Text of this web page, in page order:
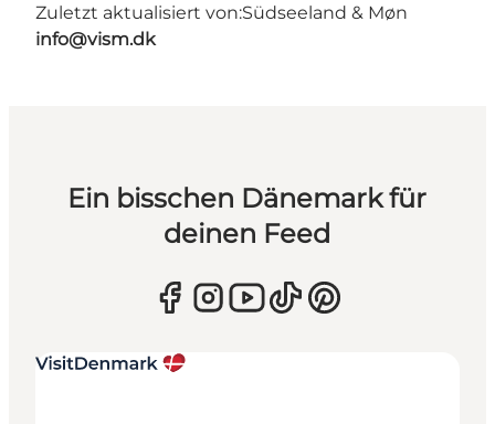
Zuletzt aktualisiert von:Südseeland & Møn
info@vism.dk
Ein bisschen Dänemark für
deinen Feed